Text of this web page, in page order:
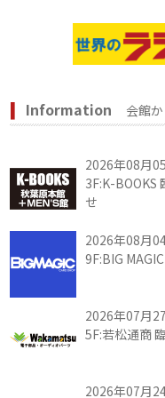
Information 会館
2026年08月05
3F:K-BOOKS
せ
2026年08月04
9F:BIG
2026年07月27
5F:若松通商
2026年07月24